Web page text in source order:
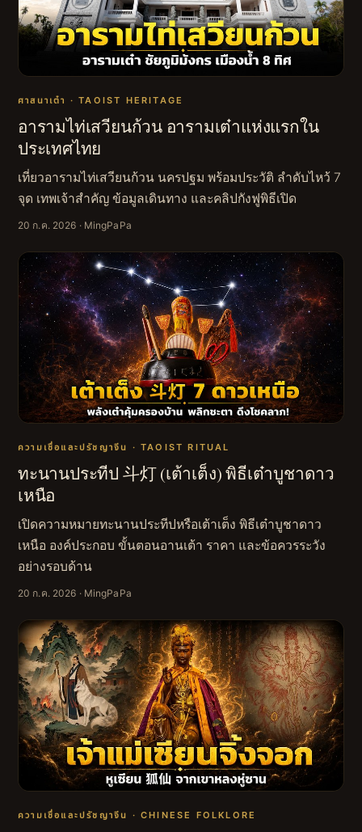
ศาสนาเต๋า · TAOIST HERITAGE
อารามไท่เสวียนก้วน อารามเต๋าแห่งแรกใน
ประเทศไทย
เที่ยวอารามไท่เสวียนก้วน นครปฐม พร้อมประวัติ ลำดับไหว้ 7
จุด เทพเจ้าสำคัญ ข้อมูลเดินทาง และคลิปกังฟูพิธีเปิด
20 ก.ค. 2026 · MingPaPa
ความเชื่อและปรัชญาจีน · TAOIST RITUAL
ทะนานประทีป 斗灯 (เต้าเต็ง) พิธีเต๋าบูชาดาว
เหนือ
เปิดความหมายทะนานประทีปหรือเต้าเต็ง พิธีเต๋าบูชาดาว
เหนือ องค์ประกอบ ขั้นตอนอานเต้า ราคา และข้อควรระวัง
อย่างรอบด้าน
20 ก.ค. 2026 · MingPaPa
ความเชื่อและปรัชญาจีน · CHINESE FOLKLORE